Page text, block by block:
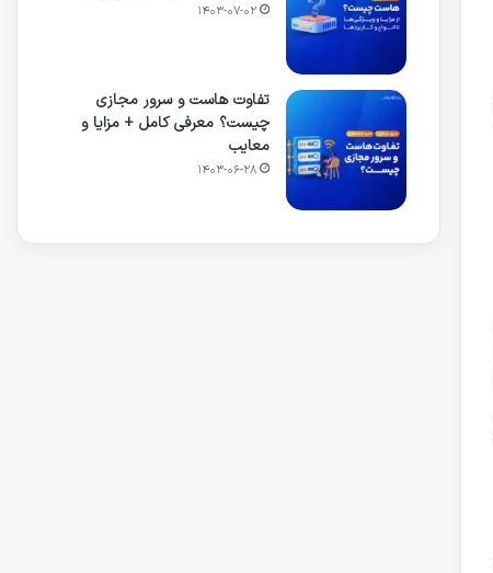
۱۴۰۳-۰۷-۰۲
تفاوت هاست و سرور مجازی
چیست؟ معرفی کامل +‌ مزایا و
معایب
۱۴۰۳-۰۶-۲۸